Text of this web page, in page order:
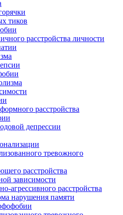
тиков
расстройства личности
расстройства
депрессии
тревожного
расстройства
зависимости
агрессивного расстройства
нарушения памяти